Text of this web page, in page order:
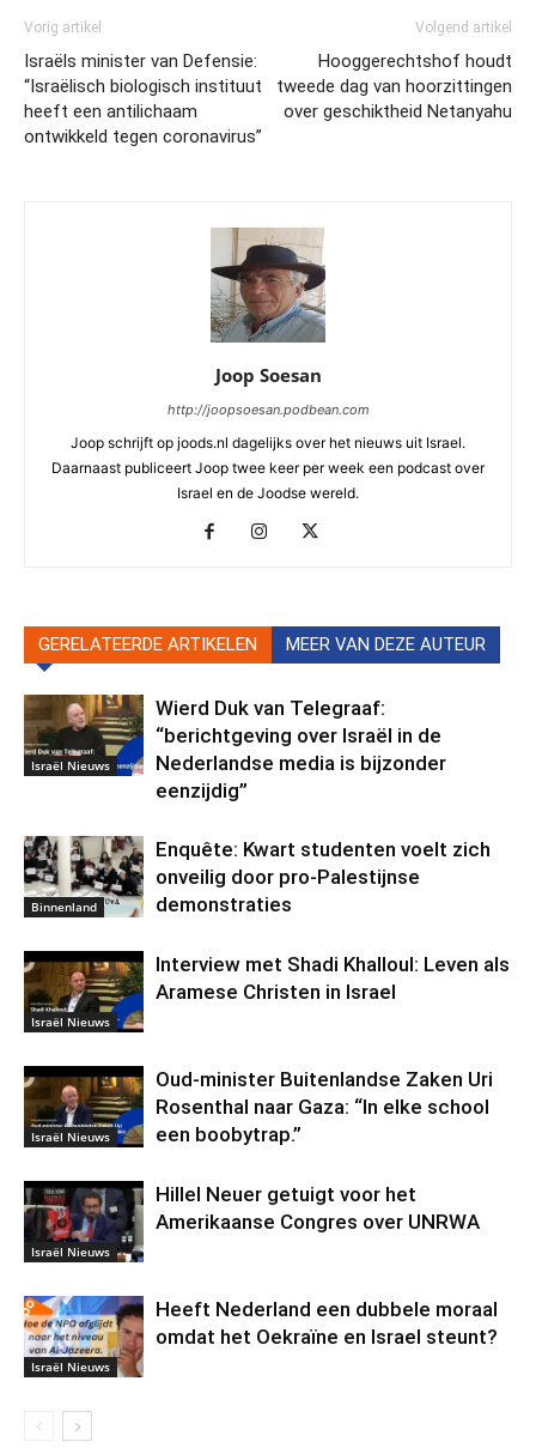
Vorig artikel
Israëls minister van Defensie:
“Israëlisch biologisch instituut
heeft een antilichaam
ontwikkeld tegen coronavirus”
Volgend artikel
Hooggerechtshof houdt
tweede dag van hoorzittingen
over geschiktheid Netanyahu
Joop Soesan
http://joopsoesan.podbean.com
Joop schrijft op joods.nl dagelijks over het nieuws uit Israel.
Daarnaast publiceert Joop twee keer per week een podcast over
Israel en de Joodse wereld.
GERELATEERDE ARTIKELEN MEER VAN DEZE AUTEUR
Israël Nieuws
Wierd Duk van Telegraaf:
“berichtgeving over Israël in de
Nederlandse media is bijzonder
eenzijdig”
Binnenland
Enquête: Kwart studenten voelt zich
onveilig door pro-Palestijnse
demonstraties
Israël Nieuws
Interview met Shadi Khalloul: Leven als
Aramese Christen in Israel
Israël Nieuws
Oud-minister Buitenlandse Zaken Uri
Rosenthal naar Gaza: “In elke school
een boobytrap.”
Israël Nieuws
Hillel Neuer getuigt voor het
Amerikaanse Congres over UNRWA
Israël Nieuws
Heeft Nederland een dubbele moraal
omdat het Oekraïne en Israel steunt?